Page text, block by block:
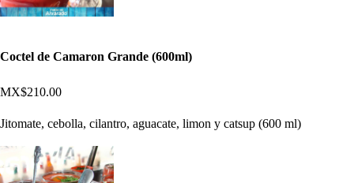
Coctel de Camaron Grande (600ml)
MX$210.00
Jitomate, cebolla, cilantro, aguacate, limon y catsup (600 ml)